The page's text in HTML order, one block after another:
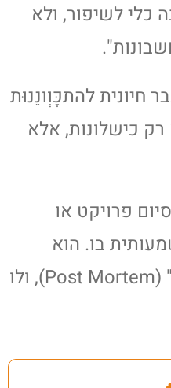
כלי לשיפור, ולא
חיונית להתכָּוְונֵנוּת
רק כישלונות, אלא
פרויקט או
בו. הוא
נקרא גם "פּוֹסְט-מוֹרְטֶם" (Post Mortem), ולו